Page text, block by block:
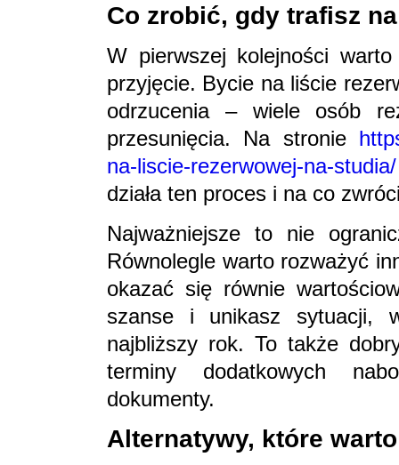
Co zrobić, gdy trafisz
W pierwszej kolejności
przyjęcie. Bycie na liście
odrzucenia – wiele osób
przesunięcia. Na stronie
na-liscie-rezerwowej-na-studia/
działa ten proces i na co
Najważniejsze to nie
Równolegle warto rozważyć
okazać się równie
szanse i unikasz sytuacji,
najbliższy rok. To także
terminy dodatkowych
dokumenty.
Alternatywy, które